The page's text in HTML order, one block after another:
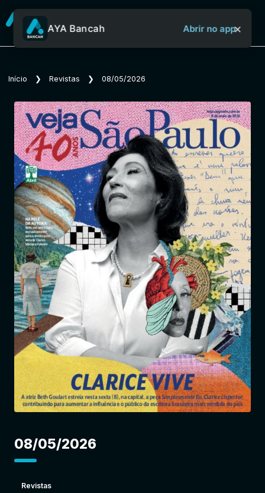
Sobre o Aya Bancah
Início
Revistas
Jornais
Notícias
Entrar
AYA Bancah Abrir no app×
Início ❯ Revistas ❯ 08/05/2026
08/05/2026
Revistas